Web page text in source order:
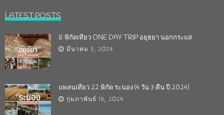
LATEST POSTS
8 พิกัดเที่ยว ONE DAY TRIP อยุธยา นอกกระแส
มีนาคม 3, 2024
แพลนเที่ยว 22 พิกัด ระนอง (4 วัน 3 คืน ปี 2024)
กุมภาพันธ์ 15, 2024